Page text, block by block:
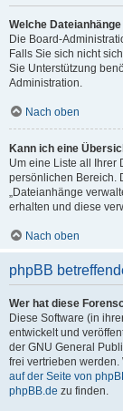
Welche
Die Board-
Falls Sie sich nicht
Sie Unterstützung
Administration.
Nach oben
Kann ich eine
Um eine Liste all Ihrer
persönlichen Bereich.
„Dateianhänge
erhalten und diese
Nach oben
phpBB
Wer hat diese
Diese Software (in
entwickelt und
der GNU General
frei vertrieben
auf der Seite von
phpBB.de zu finden.